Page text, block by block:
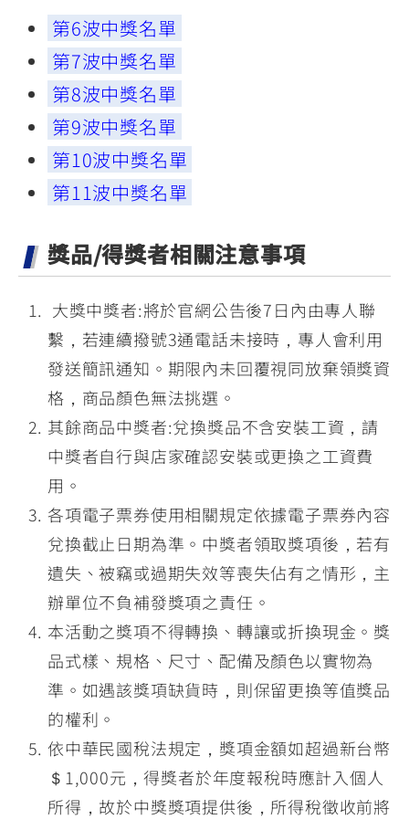
第6波中獎名單
第7波中獎名單
第8波中獎名單
第9波中獎名單
第10波中獎名單
第11波中獎名單
獎品/得獎者相關注意事項
大獎中獎者:將於官網公告後7日內由專人聯
繫，若連續撥號3通電話未接時，專人會利用
發送簡訊通知。期限內未回覆視同放棄領獎資
格，商品顏色無法挑選。
其餘商品中獎者:兌換獎品不含安裝工資，請
中獎者自行與店家確認安裝或更換之工資費
用。
各項電子票券使用相關規定依據電子票券內容
兌換截止日期為準。中獎者領取獎項後，若有
遺失、被竊或過期失效等喪失佔有之情形，主
辦單位不負補發獎項之責任。
本活動之獎項不得轉換、轉讓或折換現金。獎
品式樣、規格、尺寸、配備及顏色以實物為
準。如遇該獎項缺貨時，則保留更換等值獎品
的權利。
依中華民國稅法規定，獎項金額如超過新台幣
＄1,000元，得獎者於年度報稅時應計入個人
所得，故於中獎獎項提供後，所得稅徵收前將